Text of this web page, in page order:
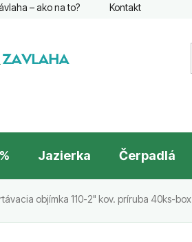
– ako na to? Kontakt
Jazierka Čerpadlá
objímka 110-2" kov. príruba 40ks-box